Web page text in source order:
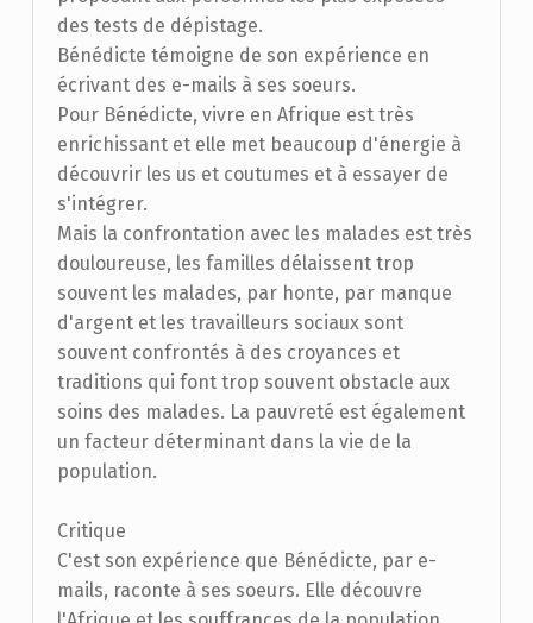
des tests de dépistage.
Bénédicte témoigne de son expérience en
écrivant des e-mails à ses soeurs.
Pour Bénédicte, vivre en Afrique est très
enrichissant et elle met beaucoup d'énergie à
découvrir les us et coutumes et à essayer de
s'intégrer.
Mais la confrontation avec les malades est très
douloureuse, les familles délaissent trop
souvent les malades, par honte, par manque
d'argent et les travailleurs sociaux sont
souvent confrontés à des croyances et
traditions qui font trop souvent obstacle aux
soins des malades. La pauvreté est également
un facteur déterminant dans la vie de la
population.
Critique
C'est son expérience que Bénédicte, par e-
mails, raconte à ses soeurs. Elle découvre